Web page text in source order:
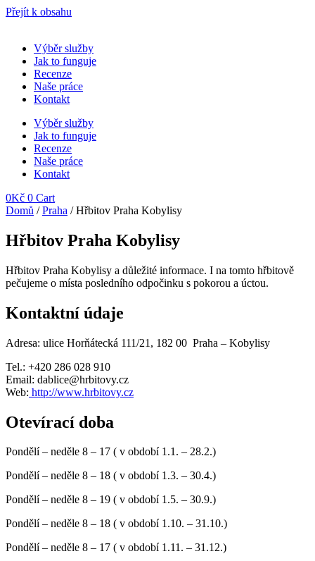
Přejít k obsahu
Výběr služby
Jak to funguje
Recenze
Naše práce
Kontakt
Výběr služby
Jak to funguje
Recenze
Naše práce
Kontakt
0Kč 0 Cart
Domů /Praha / Hřbitov Praha Kobylisy
Hřbitov Praha Kobylisy
Hřbitov Praha Kobylisy a důležité informace. I na tomto hřbitově
pečujeme o místa posledního odpočinku s pokorou a úctou.
Kontaktní údaje
Adresa: ulice Horňátecká 111/21, 182 00 Praha – Kobylisy
Tel.: +420 286 028 910
Email: dablice@hrbitovy.cz
Web: http://www.hrbitovy.cz
Otevírací doba
Pondělí – neděle 8 – 17 ( v období 1.1. – 28.2.)
Pondělí – neděle 8 – 18 ( v období 1.3. – 30.4.)
Pondělí – neděle 8 – 19 ( v období 1.5. – 30.9.)
Pondělí – neděle 8 – 18 ( v období 1.10. – 31.10.)
Pondělí – neděle 8 – 17 ( v období 1.11. – 31.12.)